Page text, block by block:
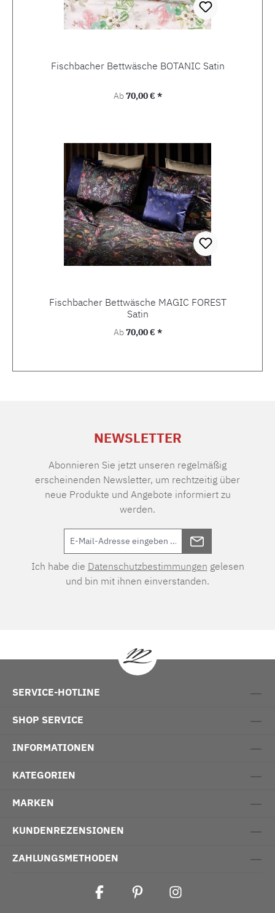
Fischbacher Bettwäsche BOTANIC Satin
Regulärer Preis:
Ab70,00 € *
Fischbacher Bettwäsche MAGIC FOREST
Satin
Regulärer Preis:
Ab70,00 € *
NEWSLETTER
Abonnieren Sie jetzt unseren regelmäßig
erscheinenden Newsletter, um rechtzeitig über
neue Produkte und Angebote informiert zu
werden.
Ich habe die Datenschutzbestimmungen gelesen
und bin mit ihnen einverstanden.
SERVICE-HOTLINE
SHOP SERVICE
INFORMATIONEN
KATEGORIEN
MARKEN
KUNDENREZENSIONEN
ZAHLUNGSMETHODEN